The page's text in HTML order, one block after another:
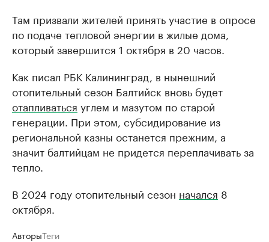
Там призвали жителей принять участие в опросе
по подаче тепловой энергии в жилые дома,
который завершится 1 октября в 20 часов.
Как писал РБК Калининград, в нынешний
отопительный сезон Балтийск вновь будет
отапливаться углем и мазутом по старой
генерации. При этом, субсидирование из
региональной казны останется прежним, а
значит балтийцам не придется переплачивать за
тепло.
В 2024 году отопительный сезон начался 8
октября.
АвторыТеги